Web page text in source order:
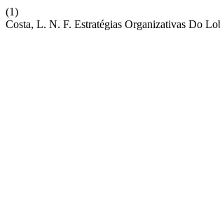
(1)
Costa, L. N. F. Estratégias Organizativas Do